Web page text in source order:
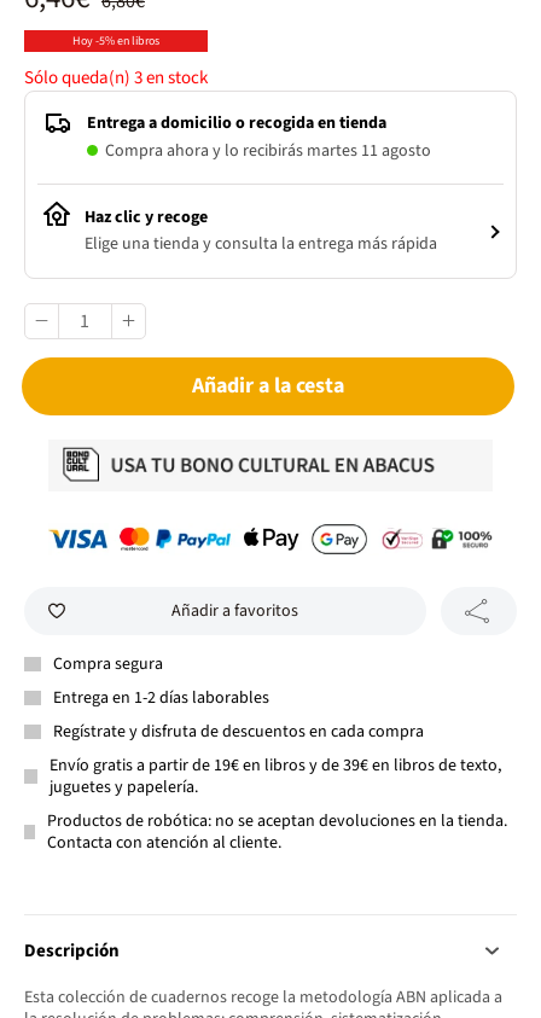
Hoy -5% en libros
Sólo queda(n)3en stock
Entrega a domicilio o recogida en tienda
Compra ahora y lo recibirás martes 11 agosto
Haz clic y recoge
Elige una tienda y consulta la entrega más rápida
Añadir a la cesta
Añadir a favoritos
Compra segura
Entrega en 1-2 días laborables
Regístrate y disfruta de descuentos en cada compra
Envío gratis a partir de 19€ en libros y de 39€ en libros de texto,
juguetes y papelería.
Productos de robótica: no se aceptan devoluciones en la tienda.
Contacta con atención al cliente.
Descripción
Esta colección de cuadernos recoge la metodología ABN aplicada a